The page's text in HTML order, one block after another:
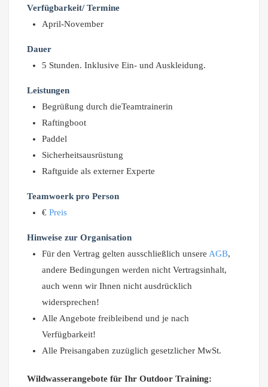
Verfügbarkeit/ Termine
April-November
Dauer
5 Stunden. Inklusive Ein- und Auskleidung.
Leistungen
Begrüßung durch dieTeamtrainerin
Raftingboot
Paddel
Sicherheitsausrüstung
Raftguide als externer Experte
Teamwoerk pro Person
€ Preis
Hinweise zur Organisation
Für den Vertrag gelten ausschließlich unsere AGB,
andere Bedingungen werden nicht Vertragsinhalt,
auch wenn wir Ihnen nicht ausdrücklich
widersprechen!
Alle Angebote freibleibend und je nach
Verfügbarkeit!
Alle Preisangaben zuzüglich gesetzlicher MwSt.
Wildwasserangebote für Ihr Outdoor Training: